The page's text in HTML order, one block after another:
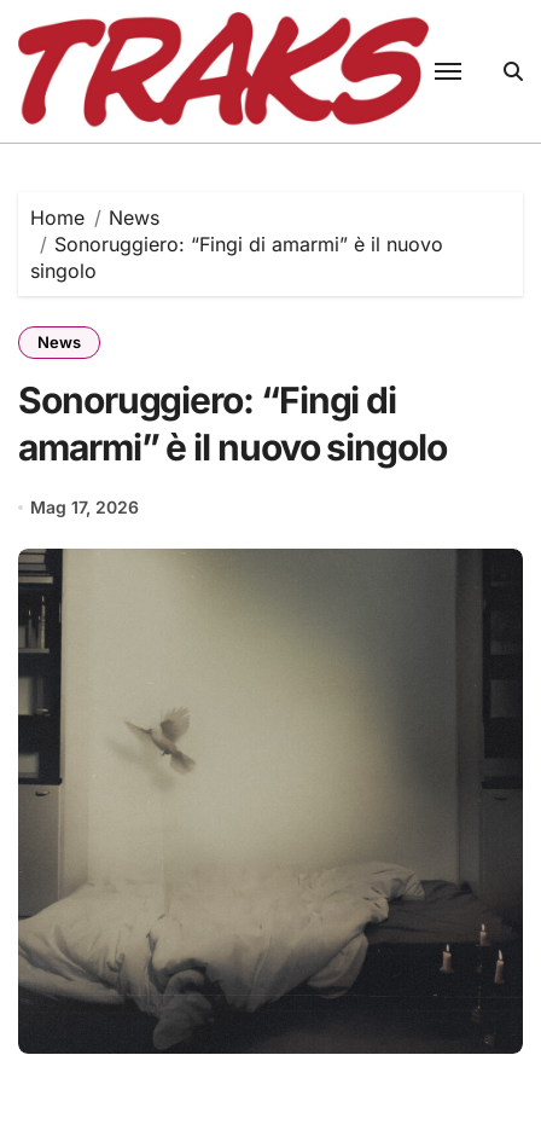
content
Home
News
Sonoruggiero: “Fingi di amarmi” è il nuovo
singolo
News
Sonoruggiero: “Fingi di
amarmi” è il nuovo singolo
Mag 17, 2026